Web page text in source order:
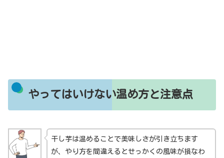
やってはいけない温め方と注意点
干し芋は温めることで美味しさが引き立ちます
が、やり方を間違えるとせっかくの風味が損なわ